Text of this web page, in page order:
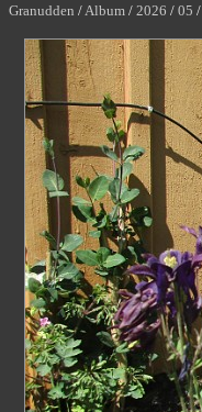
Granudden /Album / 2026 / 05 /